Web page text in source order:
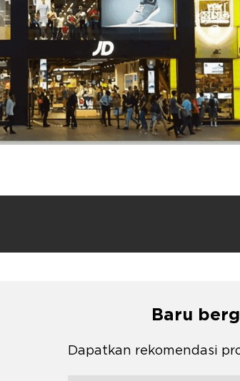
Baru
Dapatkan rekomendasi